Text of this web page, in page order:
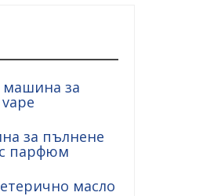
машина за
за пълнене
парфюм
масло